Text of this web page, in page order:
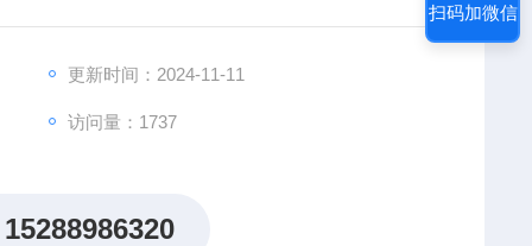
更新时间：2024-11-11
访问量：1737
15288986320
扫码加微信